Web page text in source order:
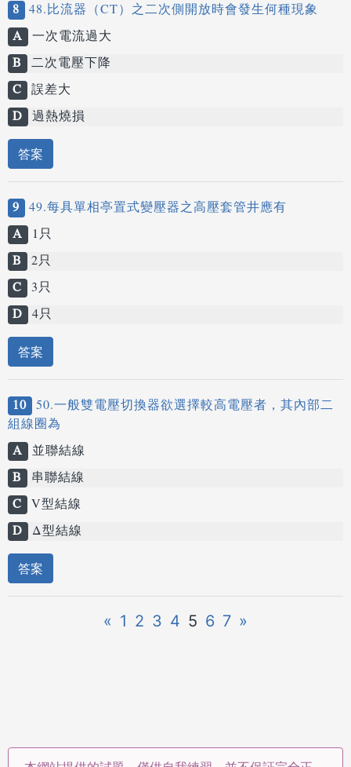
8 48.比流器（CT）之二次側開放時會發生何種現象
A 一次電流過大
B 二次電壓下降
C 誤差大
D 過熱燒損
答案
9 49.每具單相亭置式變壓器之高壓套管井應有
A
1只
B 2只
C 3只
D 4只
答案
10 50.一般雙電壓切換器欲選擇較高電壓者，其內部二
組線圈為
A 並聯結線
B
串聯結線
C V型結線
D Δ型結線
答案
« 1 2 3 4 5 6 7 »